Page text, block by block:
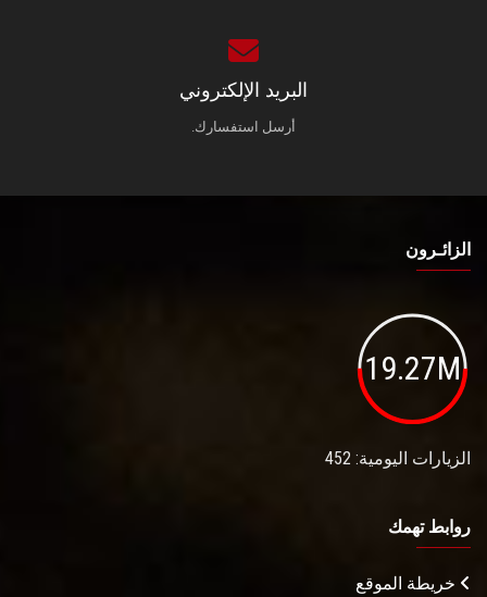
البريد الإلكتروني
أرسل استفسارك.
الزائـرون
19.27M
الزيارات اليومية: 452
روابط تهمك
خريطة الموقع